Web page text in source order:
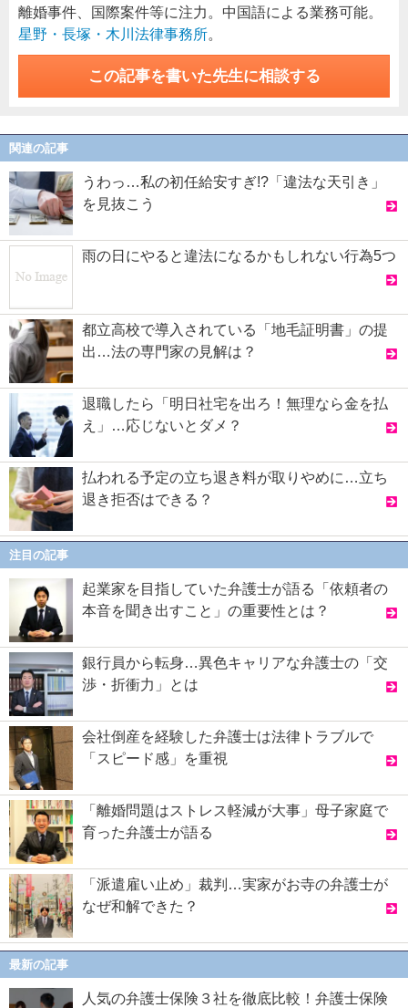
離婚事件、国際案件等に注力。中国語による業務可能。
星野・長塚・木川法律事務所。
この記事を書いた先生に相談する
関連の記事
うわっ…私の初任給安すぎ!?「違法な天引き」
を見抜こう
雨の日にやると違法になるかもしれない行為5つ
都立高校で導入されている「地毛証明書」の提
出…法の専門家の見解は？
退職したら「明日社宅を出ろ！無理なら金を払
え」…応じないとダメ？
払われる予定の立ち退き料が取りやめに…立ち
退き拒否はできる？
注目の記事
起業家を目指していた弁護士が語る「依頼者の
本音を聞き出すこと」の重要性とは？
銀行員から転身…異色キャリアな弁護士の「交
渉・折衝力」とは
会社倒産を経験した弁護士は法律トラブルで
「スピード感」を重視
「離婚問題はストレス軽減が大事」母子家庭で
育った弁護士が語る
「派遣雇い止め」裁判…実家がお寺の弁護士が
なぜ和解できた？
最新の記事
人気の弁護士保険３社を徹底比較！弁護士保険